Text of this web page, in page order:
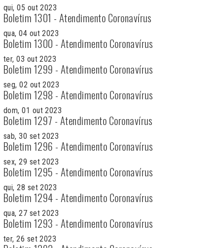
qui, 05 out 2023
Boletim 1301 - Atendimento Coronavírus
qua, 04 out 2023
Boletim 1300 - Atendimento Coronavírus
ter, 03 out 2023
Boletim 1299 - Atendimento Coronavírus
seg, 02 out 2023
Boletim 1298 - Atendimento Coronavírus
dom, 01 out 2023
Boletim 1297 - Atendimento Coronavírus
sab, 30 set 2023
Boletim 1296 - Atendimento Coronavírus
sex, 29 set 2023
Boletim 1295 - Atendimento Coronavírus
qui, 28 set 2023
Boletim 1294 - Atendimento Coronavírus
qua, 27 set 2023
Boletim 1293 - Atendimento Coronavírus
ter, 26 set 2023